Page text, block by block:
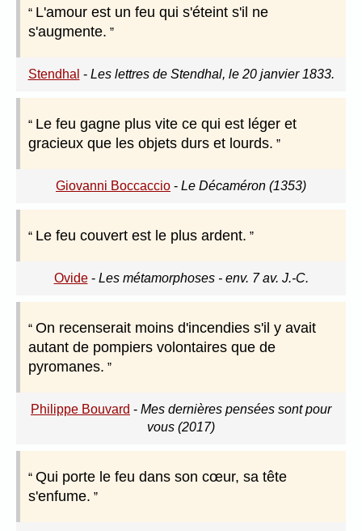
L'amour est un feu qui s'éteint s'il ne
s'augmente.
Stendhal - Les lettres de Stendhal, le 20 janvier 1833.
Le feu gagne plus vite ce qui est léger et
gracieux que les objets durs et lourds.
Giovanni Boccaccio - Le Décaméron (1353)
Le feu couvert est le plus ardent.
Ovide- Les métamorphoses - env. 7 av. J.-C.
On recenserait moins d'incendies s'il y avait
autant de pompiers volontaires que de
pyromanes.
Philippe Bouvard - Mes dernières pensées sont pour
vous (2017)
Qui porte le feu dans son cœur, sa tête
s'enfume.